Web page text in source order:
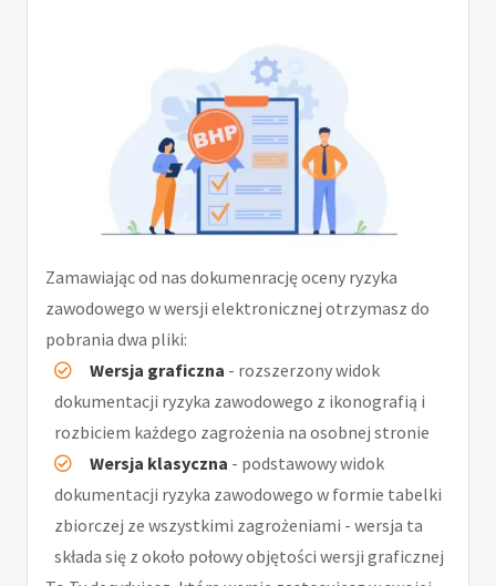
Zamawiając od nas dokumenrację oceny ryzyka
zawodowego w wersji elektronicznej otrzymasz do
pobrania dwa pliki:
Wersja graficzna - rozszerzony widok
dokumentacji ryzyka zawodowego z ikonografią i
rozbiciem każdego zagrożenia na osobnej stronie
Wersja klasyczna - podstawowy widok
dokumentacji ryzyka zawodowego w formie tabelki
zbiorczej ze wszystkimi zagrożeniami - wersja ta
składa się z około połowy objętości wersji graficznej